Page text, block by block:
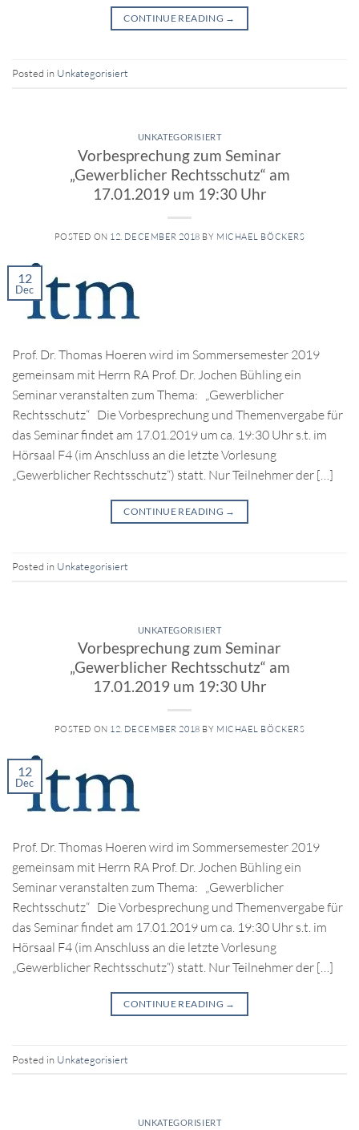
CONTINUE READING →
Posted in Unkategorisiert
UNKATEGORISIERT
Vorbesprechung zum Seminar
„Gewerblicher Rechtsschutz“ am
17.01.2019 um 19:30 Uhr
POSTED ON 12. DECEMBER 2018 BY MICHAEL BÖCKERS
12
Dec
Prof. Dr. Thomas Hoeren wird im Sommersemester 2019
gemeinsam mit Herrn RA Prof. Dr. Jochen Bühling ein
Seminar veranstalten zum Thema: „Gewerblicher
Rechtsschutz“ Die Vorbesprechung und Themenvergabe für
das Seminar findet am 17.01.2019 um ca. 19:30 Uhr s.t. im
Hörsaal F4 (im Anschluss an die letzte Vorlesung
„Gewerblicher Rechtsschutz“) statt. Nur Teilnehmer der […]
CONTINUE READING →
Posted in Unkategorisiert
UNKATEGORISIERT
Vorbesprechung zum Seminar
„Gewerblicher Rechtsschutz“ am
17.01.2019 um 19:30 Uhr
POSTED ON 12. DECEMBER 2018 BY MICHAEL BÖCKERS
12
Dec
Prof. Dr. Thomas Hoeren wird im Sommersemester 2019
gemeinsam mit Herrn RA Prof. Dr. Jochen Bühling ein
Seminar veranstalten zum Thema: „Gewerblicher
Rechtsschutz“ Die Vorbesprechung und Themenvergabe für
das Seminar findet am 17.01.2019 um ca. 19:30 Uhr s.t. im
Hörsaal F4 (im Anschluss an die letzte Vorlesung
„Gewerblicher Rechtsschutz“) statt. Nur Teilnehmer der […]
CONTINUE READING →
Posted in Unkategorisiert
UNKATEGORISIERT